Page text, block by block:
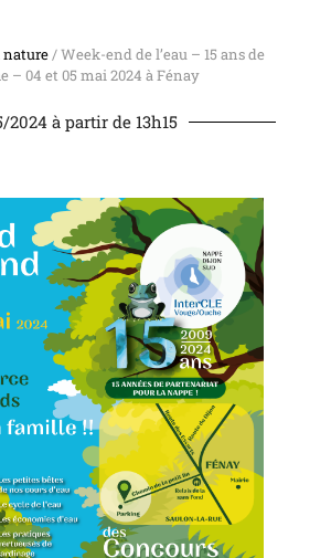
nature/ Week-end de l’eau – 15 ans de
– 04 et 05 mai 2024 à Fénay
2024 à partir de 13h15